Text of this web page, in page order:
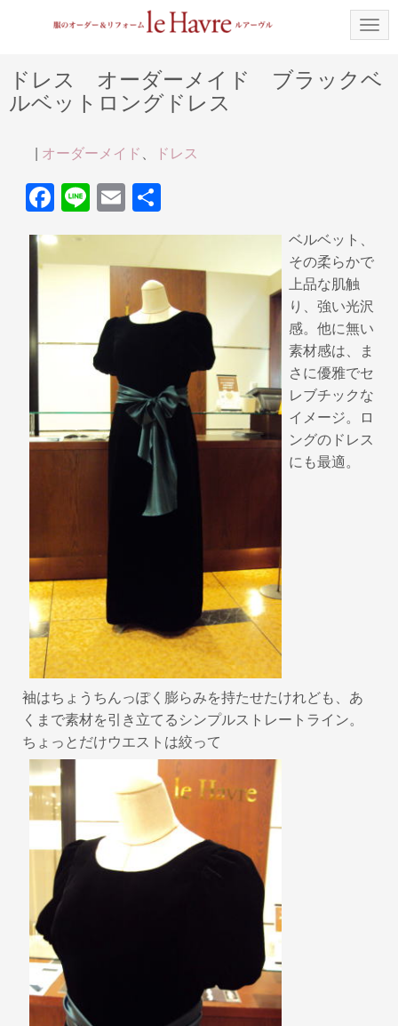
N
a
g
ドレス オーダーメイド ブラックベ
ルベットロングドレス
| オーダーメイド、 ドレス
F
a
c
e
o
Li
n
e
E
m
ail
有
ベルベット、
その柔らかで
上品な肌触
り、強い光沢
感。他に無い
素材感は、ま
さに優雅でセ
レブチックな
イメージ。ロ
ングのドレス
にも最適。
袖はちょうちんっぽく膨らみを持たせたけれども、あ
くまで素材を引き立てるシンプルストレートライン。
ちょっとだけウエストは絞って